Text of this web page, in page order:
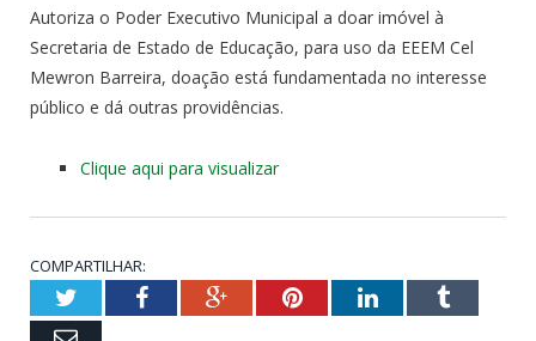
Autoriza o Poder Executivo Municipal a doar imóvel à
Secretaria de Estado de Educação, para uso da EEEM Cel
Mewron Barreira, doação está fundamentada no interesse
público e dá outras providências.
Clique aqui para visualizar
COMPARTILHAR:
TwitterFacebookGoogle+PinterestLinkedInTumblr